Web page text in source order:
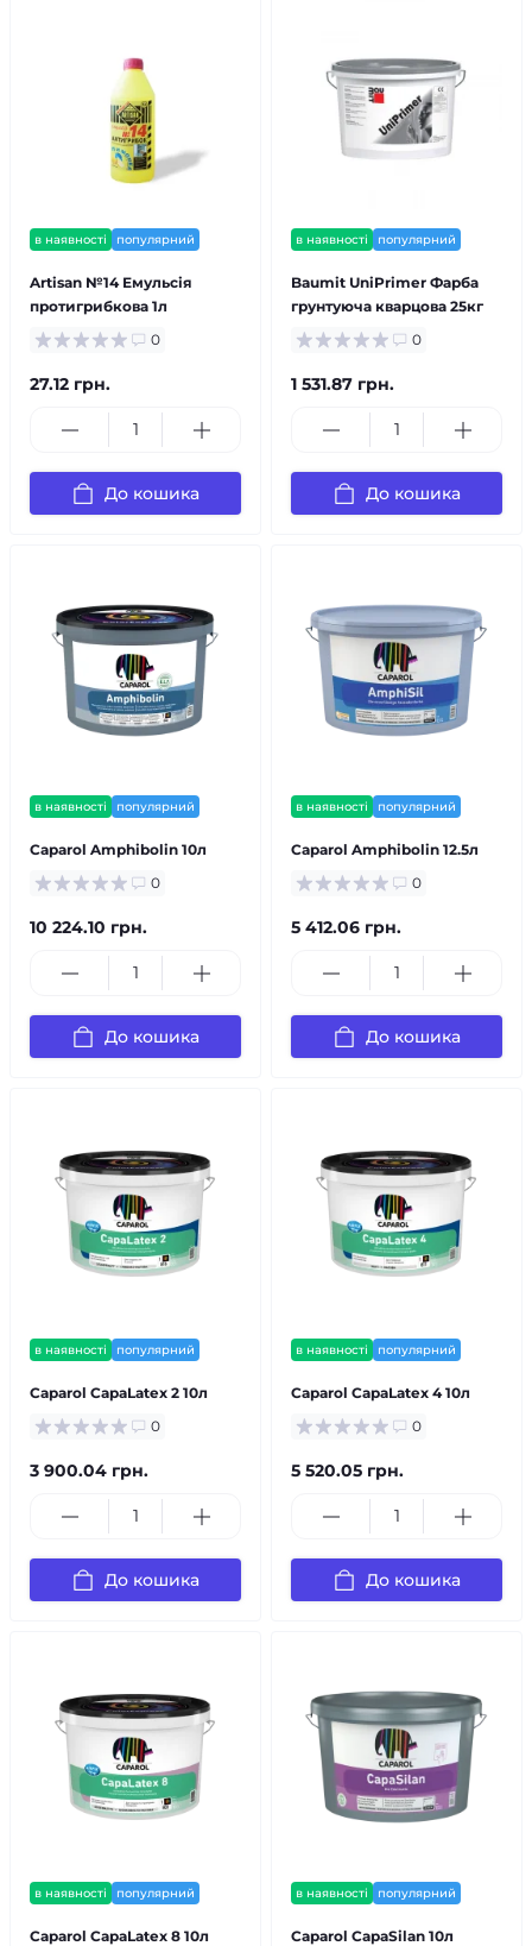
в наявності популярний
Artisan №14 Емульсія
протигрибкова 1л
0
27.12 грн.
До кошика
в наявності популярний
Baumit UniPrimer Фарба
грунтуюча кварцова 25кг
0
1 531.87 грн.
До кошика
в наявності популярний
Caparol Amphibolin 10л
0
10 224.10 грн.
До кошика
в наявності популярний
Caparol Amphibolin 12.5л
0
5 412.06 грн.
До кошика
в наявності популярний
Caparol CapaLatex 2 10л
0
3 900.04 грн.
До кошика
в наявності популярний
Caparol CapaLatex 4 10л
0
5 520.05 грн.
До кошика
в наявності популярний
Caparol CapaLatex 8 10л
в наявності популярний
Caparol CapaSilan 10л